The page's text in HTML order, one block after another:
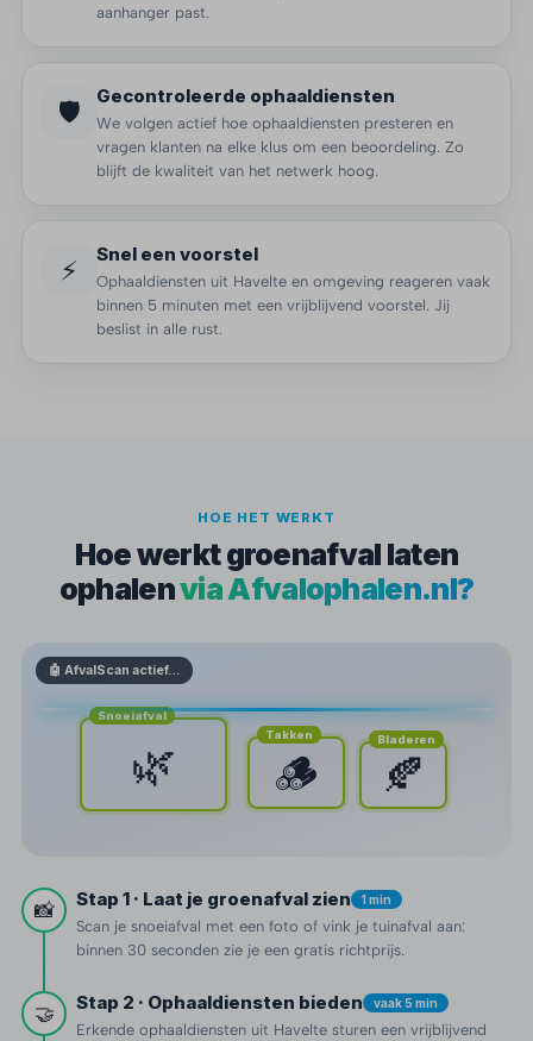
aanhanger past.
🛡️ Gecontroleerde ophaaldiensten
We volgen actief hoe ophaaldiensten presteren en
vragen klanten na elke klus om een beoordeling. Zo
blijft de kwaliteit van het netwerk hoog.
⚡ Snel een voorstel
Ophaaldiensten uit Havelte en omgeving reageren vaak
binnen 5 minuten met een vrijblijvend voorstel. Jij
beslist in alle rust.
HOE HET WERKT
Hoe werkt groenafval laten
ophalenvia Afvalophalen.nl?
🤖 AfvalScan actief…
Snoeiafval
🌿
Takken
🪵
Bladeren
🍂
📸 Stap 1 · Laat je groenafval zien 1 min
Scan je snoeiafval met een foto of vink je tuinafval aan:
binnen 30 seconden zie je een gratis richtprijs.
🤝 Stap 2 · Ophaaldiensten bieden vaak 5 min
Erkende ophaaldiensten uit Havelte sturen een vrijblijvend